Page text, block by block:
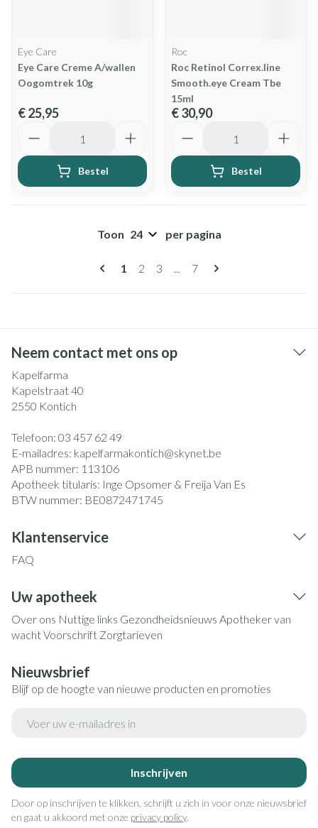
Eye Care
Eye Care Creme A/wallen
Oogomtrek 10g
€ 25,95
Bestel
Roc
Roc Retinol Correx.line
Smooth.eye Cream Tbe
15ml
€ 30,90
Bestel
Pagina's
U lees momenteel pagina
1 Pagina
2 Pagina
3 ... Pagina
7
Toon per pagina
Neem contact met ons op
Kapelfarma
Kapelstraat 40
2550 Kontich
Telefoon: 03 457 62 49
E-mailadres: kapelfarmakontich@skynet.be
APB nummer: 113106
Apotheek titularis: Inge Opsomer & Freija Van Es
BTW nummer: BE0872471745
Klantenservice
FAQ
Uw apotheek
Over ons Nuttige links Gezondheidsnieuws Apotheker van
wachtVoorschrift Zorgtarieven
Nieuwsbrief
Blijf op de hoogte van nieuwe producten en promoties
Inschrijven
Door op inschrijven te klikken, schrijft u zich in voor onze nieuwsbrief
en gaat u akkoord met onze privacy policy.